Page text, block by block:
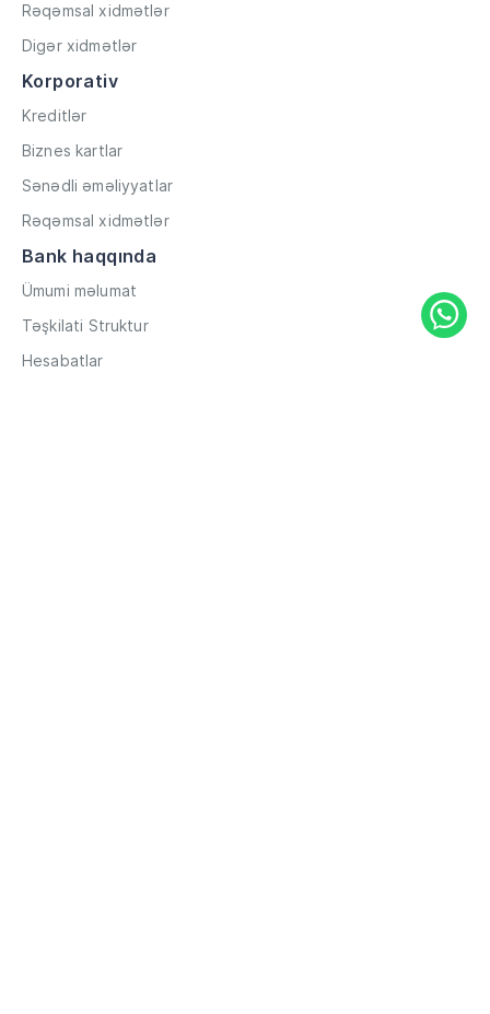
Rəqəmsal xidmətlər
Digər xidmətlər
Korporativ
Kreditlər
Biznes kartlar
Sənədli əməliyyatlar
Rəqəmsal xidmətlər
Bank haqqında
Ümumi məlumat
Təşkilati Struktur
Hesabatlar